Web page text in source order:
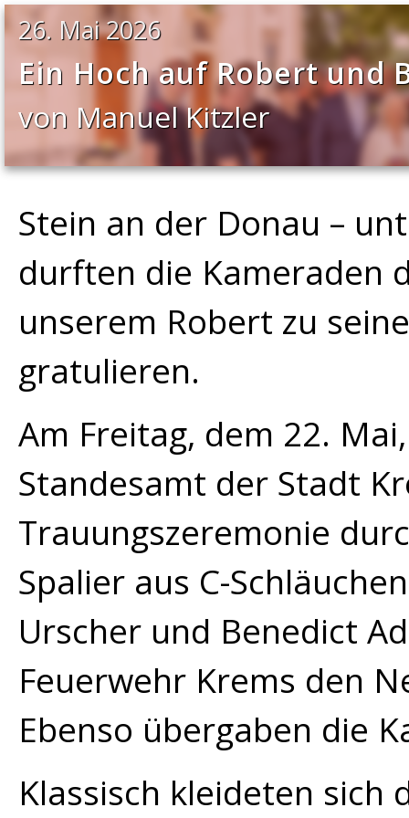
26. Mai 2026
Ein Hoch auf Robert und
von Manuel Kitzler
Stein an der Donau –
durften die Kameraden
unserem Robert zu
gratulieren.
Am Freitag, dem 22.
Standesamt der Stadt
Trauungszeremonie
Spalier aus C-
Urscher und Benedict
Feuerwehr Krems den
Ebenso übergaben die
Klassisch kleideten sich